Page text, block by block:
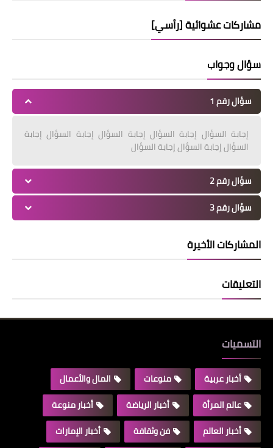
مشاركات عشوائية [رأسي]
سؤال وجواب
سؤال رقم 1
إجابة السؤال إجابة السؤال إجابة السؤال إجابة السؤال إجابة
السؤال إجابة السؤال إجابة السؤال
سؤال رقم 2
سؤال رقم 3
المشاركات الأخيرة
التعليقات
التسميات
أخبار عربية منوعات
المال والأعمال
عالم المرأة
أخبار الرياضة
أخبار منوعة
أخبار العالم
فن وثقافة
أخبار الإمارات